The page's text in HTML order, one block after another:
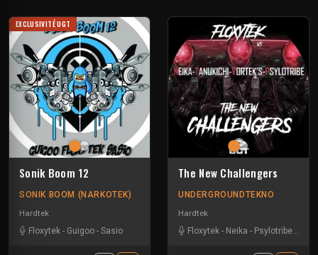
EXCLUSIVITÉ UGT
Sonik Boom 12
SONIK BOOM (NARKOTEK)
Hardtek
Floxytek - Guigoo - Sasio
The New Challengers
UNDERGROUNDTEKNO
Hardtek
Floxytek - Neika - Psylotribe-